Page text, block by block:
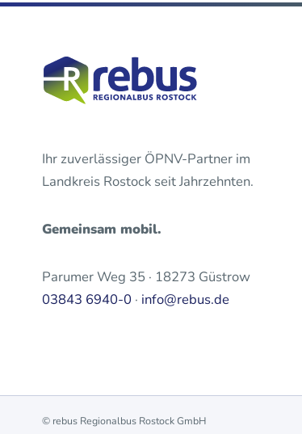
Ihr zuverlässiger ÖPNV-Partner im
Landkreis Rostock seit Jahrzehnten.
Gemeinsam mobil.
Parumer Weg 35 · 18273 Güstrow
03843 6940-0 · info@rebus.de
© rebus Regionalbus Rostock GmbH